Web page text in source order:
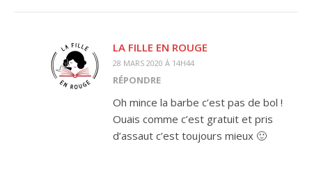
LA FILLE EN ROUGE
28 MARS 2020 À 14H44
RÉPONDRE
Oh mince la barbe c’est pas de bol !
Ouais comme c’est gratuit et pris
d’assaut c’est toujours mieux 🙂